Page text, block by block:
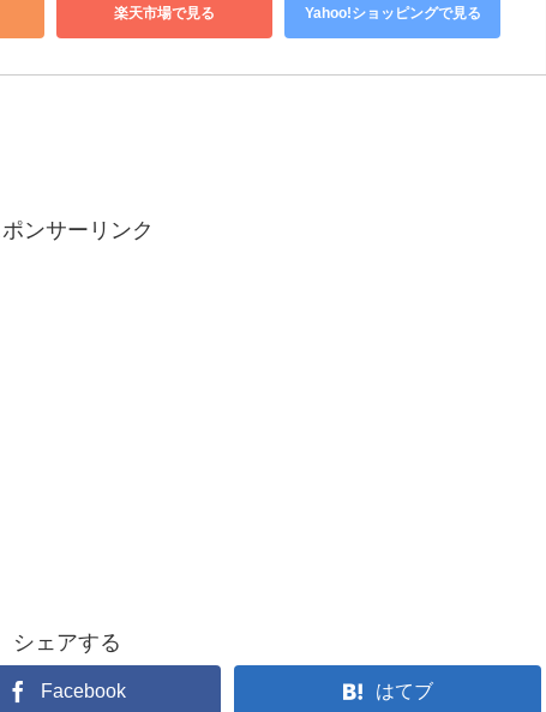
楽天市場で見る Yahoo!ショッピングで見る
ポンサーリンク
シェアする
Facebook はてブ